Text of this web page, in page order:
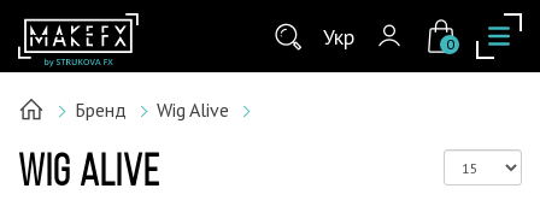
Укр 0
Бренд Wig Alive
WIG ALIVE